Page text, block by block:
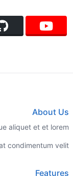
About Us
aliquet et et lorem.
condimentum velit.
Features